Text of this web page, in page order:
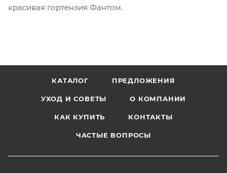
красивая гортензия Фантом.
КАТАЛОГ ПРЕДЛОЖЕНИЯ
УХОД И СОВЕТЫ О КОМПАНИИ
КАК КУПИТЬ КОНТАКТЫ
ЧАСТЫЕ ВОПРОСЫ